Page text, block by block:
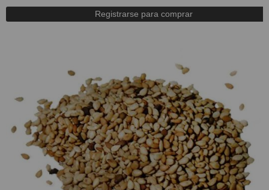
Registrarse para comprar